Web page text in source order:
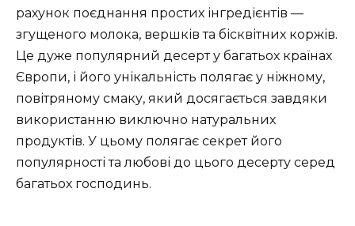
рахунок поєднання простих інгредієнтів —
згущеного молока, вершків та бісквітних коржів.
Це дуже популярний десерт у багатьох країнах
Європи, і його унікальність полягає у ніжному,
повітряному смаку, який досягається завдяки
використанню виключно натуральних
продуктів. У цьому полягає секрет його
популярності та любові до цього десерту серед
багатьох господинь.